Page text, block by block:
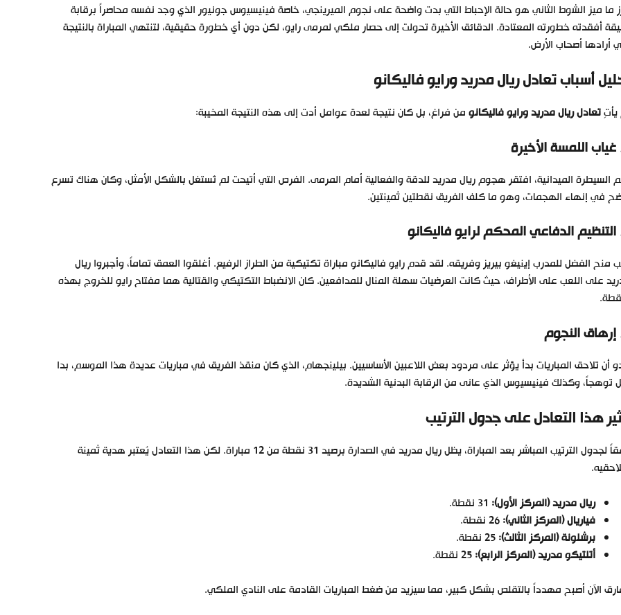
ما ميز الشوط الثاني هو حالة الإحباط التي بدت واضحة على نجوم الميرينجي، خاصة فينيسيوس جونيور الذي وجد نفسه محاصراً برقابة
أفقدته خطورته المعتادة. الدقائق الأخيرة تحولت إلى حصار ملكي لمرمى رايو، لكن دون أي خطورة حقيقية، لتنتهي المباراة بالنتيجة
أرادها أصحاب الأرض.
أسباب تعادل ريال مدريد ورايو فاليكانو
تعادل ريال مدريد ورايو فاليكانومن فراغ، بل كان نتيجة لعدة عوامل أدت إلى هذه النتيجة المخيبة:
السيطرة الميدانية، افتقر هجوم ريال مدريد للدقة والفعالية أمام المرمى. الفرص التي أتيحت لم تُستغل بالشكل الأمثل، وكان هناك تسرع
في إنهاء الهجمات، وهو ما كلف الفريق نقطتين ثمينتين.
منح الفضل للمدرب إينيغو بيريز وفريقه. لقد قدم رايو فاليكانو مباراة تكتيكية من الطراز الرفيع. أغلقوا العمق تماماً، وأجبروا ريال
على اللعب على الأطراف، حيث كانت العرضيات سهلة المنال للمدافعين. كان الانضباط التكتيكي والقتالية هما مفتاح رايو للخروج بهذه
أن تلاحق المباريات بدأ يؤثر على مردود بعض اللاعبين الأساسيين. بيلينجهام، الذي كان منقذ الفريق في مباريات عديدة هذا الموسم، بدا
توهجاً، وكذلك فينيسيوس الذي عانى من الرقابة البدنية الشديدة.
هذا التعادل على جدول الترتيب
وفقاً لجدول الترتيب المباشر بعد المباراة، يظل ريال مدريد في الصدارة برصيد 31 نقطة من 12 مباراة. لكن هذا التعادل يُعتبر هدية ثمينة
ريال مدريد (المركز الأول):
فياريال (المركز الثاني):
برشلونة (المركز الثالث):
أتلتيكو مدريد (المركز الرابع):
الآن أصبح مهدداً بالتقلص بشكل كبير، مما سيزيد من ضغط المباريات القادمة على النادي الملكي.